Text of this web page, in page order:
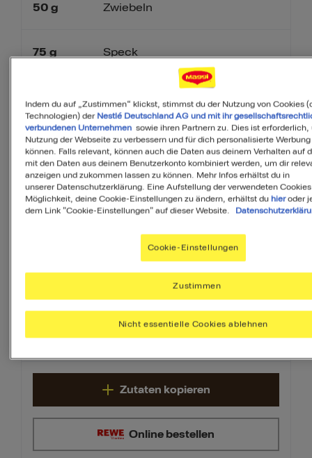
50 g
75 g
350 g
150 g
1
0,5 TL
Zwiebeln
Speck
Schmand
Weizenmehl
MAGGI Fix für Kräuter Rahm
Salz
Online bestellen
Zutaten kopieren
Indem du auf „Zustimmen“ klickst, stimmst du der Nutzung von Cookies
Technologien) der Nestlé Deutschland AG und mit ihr
verbundenen Unternehmen sowie ihren Partnern zu. Dies ist erforderlich,
Nutzung der Webseite zu verbessern und für dich personalisierte
können. Falls relevant, können auch die Daten aus deinem Verhalten auf
mit den Daten aus deinem Benutzerkonto kombiniert werden, um dir
anzeigen und zukommen lassen zu können. Mehr Infos erhältst du in
unserer Datenschutzerklärung. Eine Aufstellung der verwendeten
Möglichkeit, deine Cookie-Einstellungen zu ändern, erhältst du hieroder
dem Link "Cookie-Einstellungen" auf dieser Website.
Cookie-Einstellungen
Nicht essentielle Cookies ablehnen
Zustimmen